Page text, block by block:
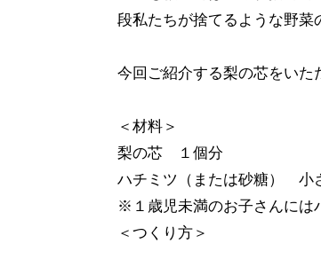
段私たちが捨てるような野菜
今回ご紹介する梨の芯をいた
＜材料＞
梨の芯 １個分
ハチミツ（または砂糖） 小
※１歳児未満のお子さんには
＜つくり方＞